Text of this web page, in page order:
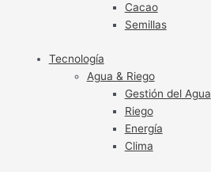
Cacao
Semillas
Tecnología
Agua & Riego
Gestión del Agua
Riego
Energía
Clima